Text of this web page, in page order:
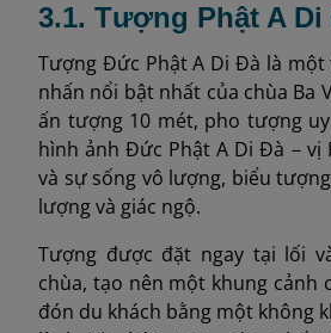
3.1. Tượng Phật A Di
Tượng Đức Phật A Di Đà là
nhấn nổi bật nhất của chùa Ba
ấn tượng 10 mét, pho tượng
hình ảnh Đức Phật A Di Đà – vị
và sự sống vô lượng, biểu
lượng và giác ngộ.
Tượng được đặt ngay tại lối
chùa, tạo nên một khung cảnh
đón du khách bằng một không